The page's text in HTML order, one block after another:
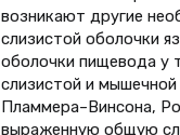
возникают другие
слизистой оболочки
оболочки пищевода у
слизистой и
Пламмера–Винсона,
выраженную общую